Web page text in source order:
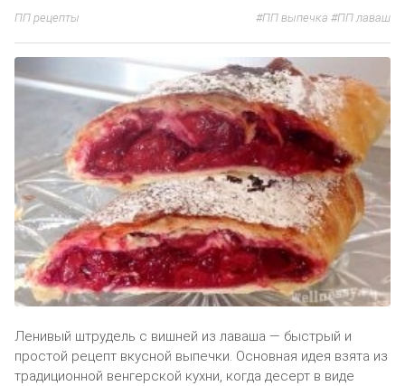
ПП рецепты ПП выпечка ПП лаваш
Ленивый штрудель с вишней из лаваша — быстрый и
простой рецепт вкусной выпечки. Основная идея взята из
традиционной венгерской кухни, когда десерт в виде